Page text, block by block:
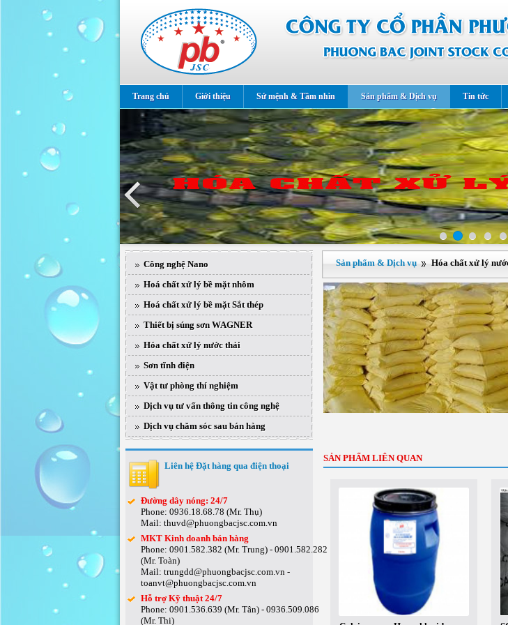
Trang chủ Giới thiệu Sứ mệnh & Tầm nhìn Sản phẩm & Dịch vụ Tin tức
Công nghệ Nano
Hoá chất xử lý bề mặt nhôm
Hoá chất xử lý bề mặt Sắt thép
Thiết bị súng sơn WAGNER
Hóa chất xử lý nước thải
Sơn tĩnh điện
Vật tư phòng thí nghiệm
Dịch vụ tư vấn thông tin công nghệ
Dịch vụ chăm sóc sau bán hàng
Liên hệ Đặt hàng qua điện thoại
Đường dây nóng: 24/7
Phone: 0936.18.68.78 (Mr. Thụ)
Mail: thuvd@phuongbacjsc.com.vn
MKT Kinh doanh bán hàng
Phone: 0901.582.382 (Mr. Trung) - 0901.582.282
(Mr. Toàn)
Mail: trungdd@phuongbacjsc.com.vn -
toanvt@phuongbacjsc.com.vn
Hỗ trợ Kỹ thuật 24/7
Phone: 0901.536.639 (Mr. Tân) - 0936.509.086
(Mr. Thi)
Sản phẩm & Dịch vụ Hóa chất xử lý
SẢN PHẨM LIÊN QUAN